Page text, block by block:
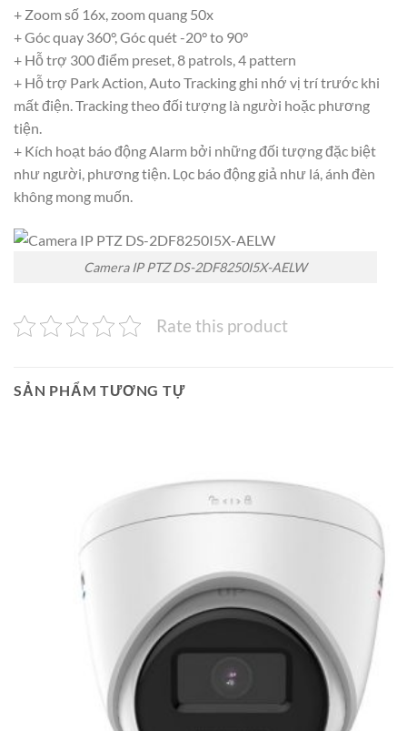
+ Zoom số 16x, zoom quang 50x
+ Góc quay 360°, Góc quét -20° to 90°
+ Hỗ trợ 300 điểm preset, 8 patrols, 4 pattern
+ Hỗ trợ Park Action, Auto Tracking ghi nhớ vị trí trước khi
mất điện. Tracking theo đối tượng là người hoặc phương
tiện.
+ Kích hoạt báo động Alarm bởi những đối tượng đặc biệt
như người, phương tiện. Lọc báo động giả như lá, ánh đèn
không mong muốn.
Camera IP PTZ DS-2DF8250I5X-AELW
Rate this product
SẢN PHẨM TƯƠNG TỰ